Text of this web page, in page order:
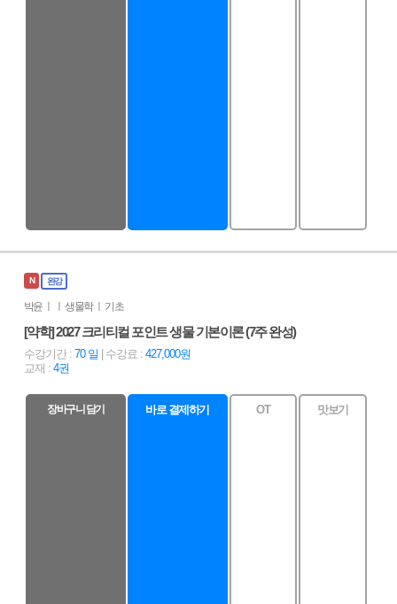
N 완강
박윤 ㅣ ㅣ 생물학 ㅣ 기초
[약학] 2027 크리티컬 포인트 생물 기본이론 (7주 완성)
수강기간 : 70 일 | 수강료 : 427,000원
교재 : 4권
장바구니 담기 바로 결제하기 OT 맛보기